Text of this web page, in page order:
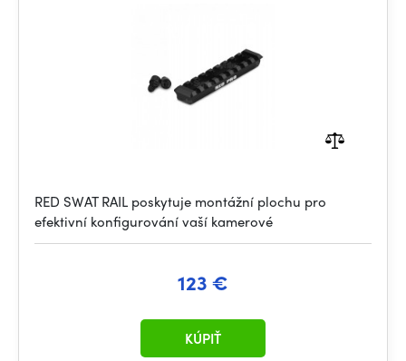
RED SWAT RAIL poskytuje montážní plochu pro
efektivní konfigurování vaší kamerové
123 €
KÚPIŤ